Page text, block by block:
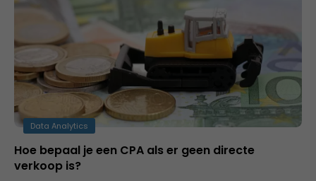
Data Analytics
Hoe bepaal je een CPA als er geen directe
verkoop is?